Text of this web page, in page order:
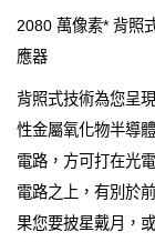
2080 萬像素* 背照
應器
背照式技術為您呈
性金屬氧化物半導
電路，方可打在光
電路之上，有別於
果您要披星戴月，